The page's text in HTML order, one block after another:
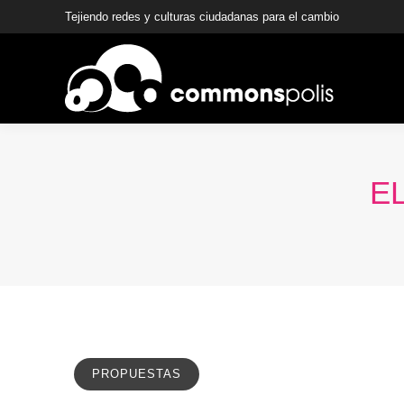
Tejiendo redes y culturas ciudadanas para el cambio
PROPUESTAS